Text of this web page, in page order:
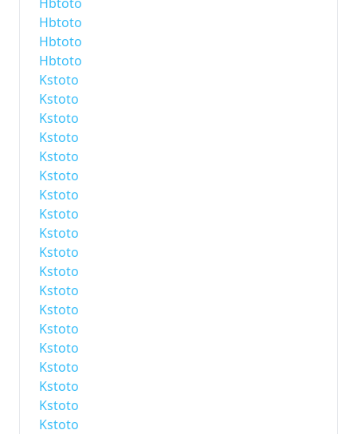
Hbtoto
Hbtoto
Hbtoto
Kstoto
Kstoto
Kstoto
Kstoto
Kstoto
Kstoto
Kstoto
Kstoto
Kstoto
Kstoto
Kstoto
Kstoto
Kstoto
Kstoto
Kstoto
Kstoto
Kstoto
Kstoto
Kstoto